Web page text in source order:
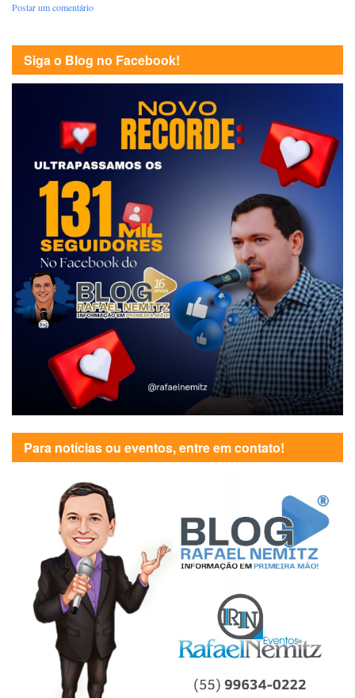
Postar um comentário
Siga o Blog no Facebook!
Para notícias ou eventos, entre em contato!